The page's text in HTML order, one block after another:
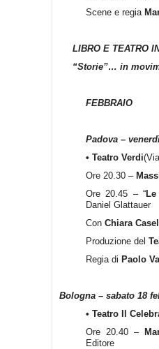
Scene e regia
LIBRO E TEATRO
“Storie”… in
FEBBRAIO
Padova –
• Teatro Verdi
Ore 20.30 –
Ore 20.45 – “
Daniel Glattauer
Con Chiara
Produzione del
Regia di Paolo
Bologna – sabato 18
• Teatro Il
Ore 20.40 –
Editore